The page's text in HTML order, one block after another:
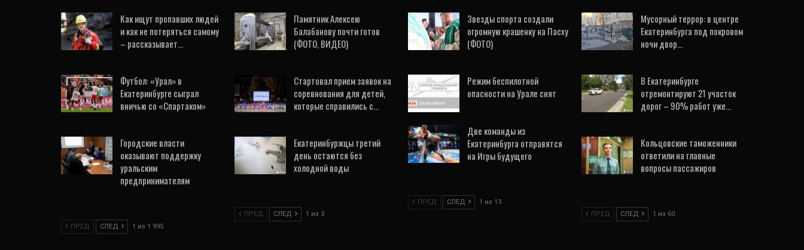
Как ищут пропавших людей
и как не потеряться самому
– рассказывает…
Футбол: «Урал» в
Екатеринбурге сыграл
вничью со «Спартаком»
Городские власти
оказывают поддержку
уральским
предпринимателям
ПРЕД СЛЕД 1 из 1 995
Памятник Алексею
Балабанову почти готов
(ФОТО, ВИДЕО)
Стартовал прием заявок на
соревнования для детей,
которые справились с…
Екатеринбуржцы третий
день остаются без
холодной воды
ПРЕД СЛЕД 1 из 3
Звезды спорта создали
огромную крашенку на Пасху
(ФОТО)
Режим беспилотной
опасности на Урале снят
Две команды из
Екатеринбурга отправятся
на Игры будущего
ПРЕД СЛЕД 1 из 13
Мусорный террор: в центре
Екатеринбурга под покровом
ночи двор…
В Екатеринбурге
отремонтируют 21 участок
дорог – 90% работ уже…
Кольцовские таможенники
ответили на главные
вопросы пассажиров
ПРЕД СЛЕД 1 из 60